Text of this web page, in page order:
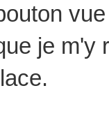
je m'y